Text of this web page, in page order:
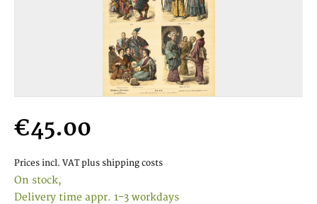
€45.00
Prices incl. VAT plus shipping costs
On stock,
Delivery time appr. 1-3 workdays